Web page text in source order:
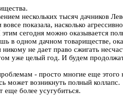
нескольких тысяч дачников
показала, насколько
сегодня можно оказывается
в одном дачном товариществе,
не дает право сжигать
целый год. И будем
- просто многие еще
может возникнуть полный коллапс.
более усугубиться.